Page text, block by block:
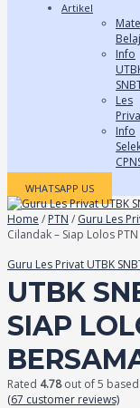
Artikel
Info
Les
Info
WHATSAPP US
Home / PTN / Guru Les
Cilandak – Siap Lolos
Guru Les Privat UTBK
UTBK
SIAP
Rated 4.78out of 5
(67 customer reviews)